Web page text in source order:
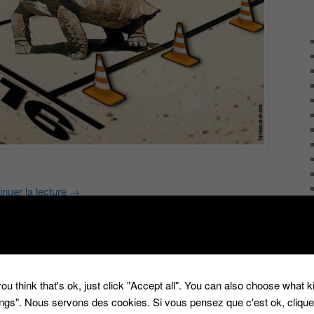
la lecture →
think that's ok, just click "Accept all". You can also choose what
Nous servons des cookies. Si vous pensez que c'est ok,